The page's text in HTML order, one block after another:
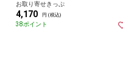
お取り寄せきっぷ
4,170 円 (税込)
38ポイント